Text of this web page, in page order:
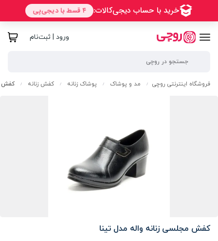
ورود | ثبت‌نام
فروشگاه اینترنتی روچی / مد و پوشاک / پوشاک زنانه / کفش زنانه / کفش
کفش مجلسی زنانه واله مدل تینا